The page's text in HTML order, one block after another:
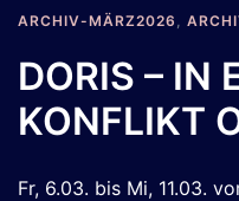
ARCHIV-MÄRZ2026
DORIS – IN
KONFLIKT
Fr, 6.03. bis Mi, 11.03.